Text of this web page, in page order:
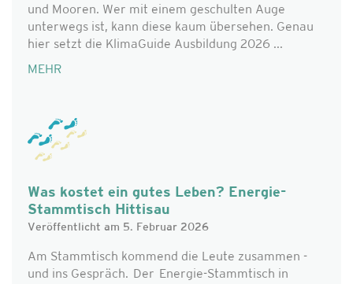
und Mooren. Wer mit einem geschulten Auge
unterwegs ist, kann diese kaum übersehen. Genau
hier setzt die KlimaGuide Ausbildung 2026 ...
MEHR
Was kostet ein gutes Leben? Energie-
Stammtisch Hittisau
Veröffentlicht am 5. Februar 2026
Am Stammtisch kommend die Leute zusammen -
und ins Gespräch. Der Energie-Stammtisch in